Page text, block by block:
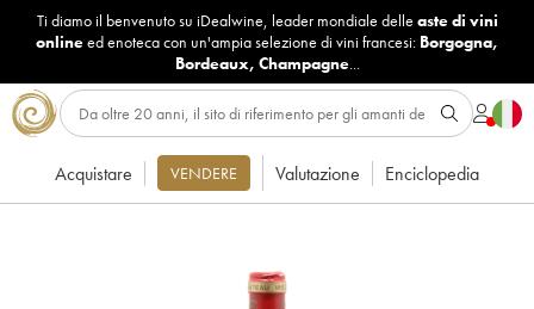
Ti diamo il benvenuto su iDealwine, leader mondiale delle aste di vini
onlineed enoteca con un'ampia selezione di vini francesi: Borgogna,
Bordeaux, Champagne...
Acquistare VENDERE Valutazione Enciclopedia